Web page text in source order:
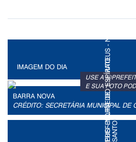
IMAGEM DO DIA
USE A
E SUA FOTO
BARRA NOVA
CRÉDITO: SECRETÁRIA MUNICIPAL DE